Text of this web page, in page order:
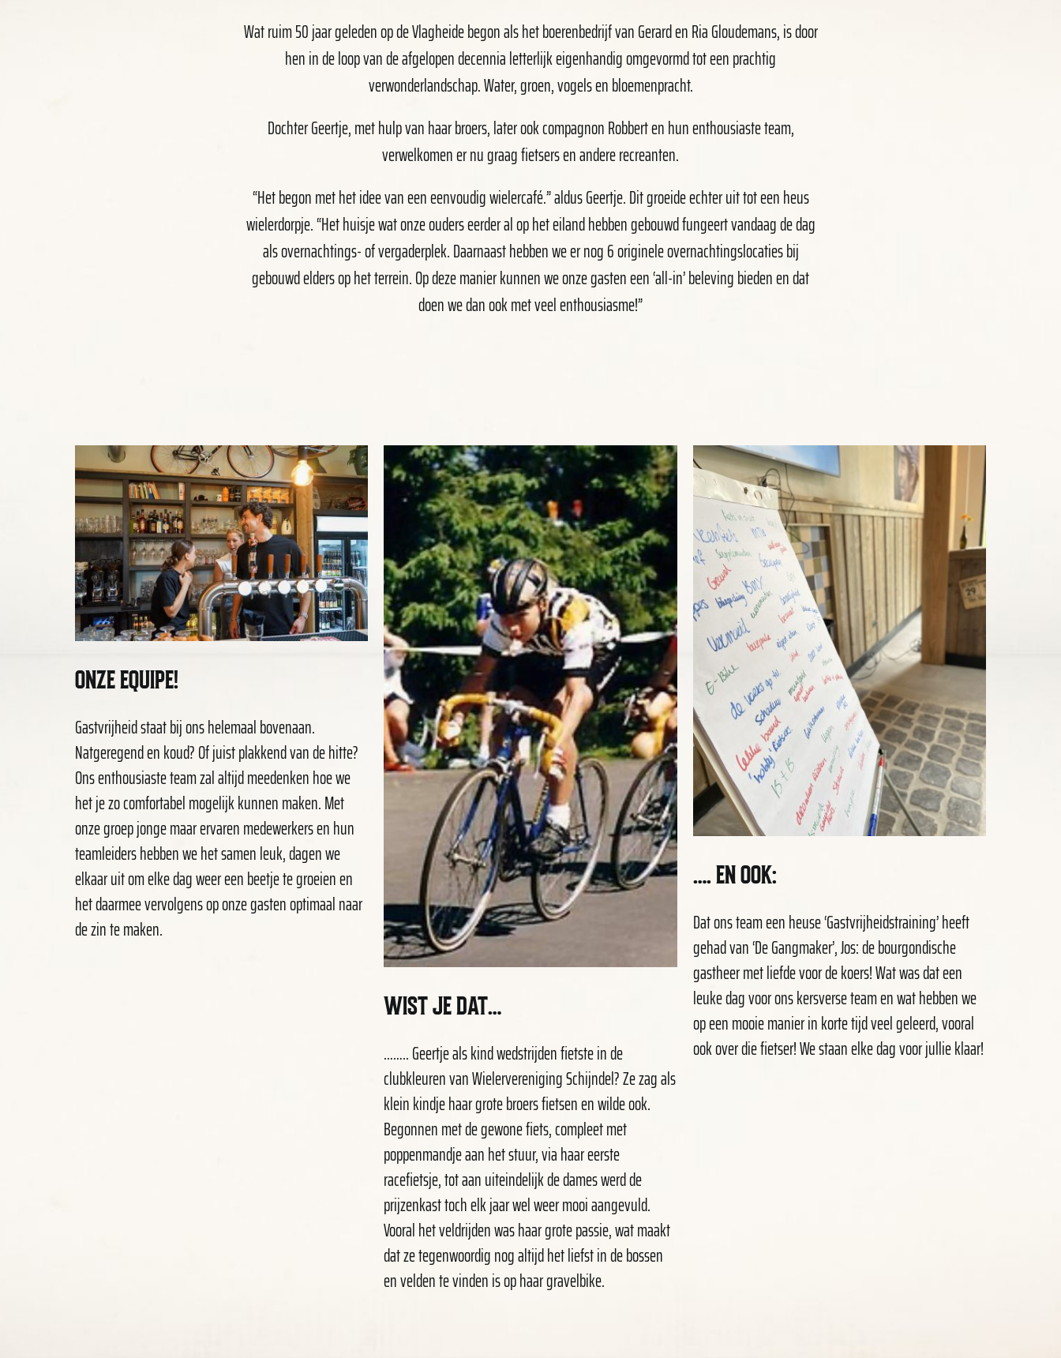
Wat ruim 50 jaar geleden op de Vlagheide begon als het boerenbedrijf van Gerard en Ria Gloudemans, is door
hen in de loop van de afgelopen decennia letterlijk eigenhandig omgevormd tot een prachtig
verwonderlandschap. Water, groen, vogels en bloemenpracht.
Dochter Geertje, met hulp van haar broers, later ook compagnon Robbert en hun enthousiaste team,
verwelkomen er nu graag fietsers en andere recreanten.
“Het begon met het idee van een eenvoudig wielercafé.” aldus Geertje. Dit groeide echter uit tot een heus
wielerdorpje. “Het huisje wat onze ouders eerder al op het eiland hebben gebouwd fungeert vandaag de dag
als overnachtings- of vergaderplek. Daarnaast hebben we er nog 6 originele overnachtingslocaties bij
gebouwd elders op het terrein. Op deze manier kunnen we onze gasten een ‘all-in’ beleving bieden en dat
doen we dan ook met veel enthousiasme!”
ONZE EQUIPE!
Gastvrijheid staat bij ons helemaal bovenaan.
Natgeregend en koud? Of juist plakkend van de hitte?
Ons enthousiaste team zal altijd meedenken hoe we
het je zo comfortabel mogelijk kunnen maken. Met
onze groep jonge maar ervaren medewerkers en hun
teamleiders hebben we het samen leuk, dagen we
elkaar uit om elke dag weer een beetje te groeien en
het daarmee vervolgens op onze gasten optimaal naar
de zin te maken.
WIST JE DAT…
…….. Geertje als kind wedstrijden fietste in de
clubkleuren van Wielervereniging Schijndel? Ze zag als
klein kindje haar grote broers fietsen en wilde ook.
Begonnen met de gewone fiets, compleet met
poppenmandje aan het stuur, via haar eerste
racefietsje, tot aan uiteindelijk de dames werd de
prijzenkast toch elk jaar wel weer mooi aangevuld.
Vooral het veldrijden was haar grote passie, wat maakt
dat ze tegenwoordig nog altijd het liefst in de bossen
en velden te vinden is op haar gravelbike.
…. EN OOK:
Dat ons team een heuse ‘Gastvrijheidstraining’ heeft
gehad van ‘De Gangmaker’, Jos: de bourgondische
gastheer met liefde voor de koers! Wat was dat een
leuke dag voor ons kersverse team en wat hebben we
op een mooie manier in korte tijd veel geleerd, vooral
ook over die fietser! We staan elke dag voor jullie klaar!